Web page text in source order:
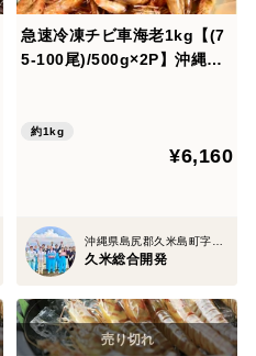
急速冷凍チビ車海老1kg【(7
5-100尾)/500g×2P】沖縄久
【極小サイズ/約7cm】【加
熱調理用】【真空包装】
約1kg
¥6,160
久米総合開発